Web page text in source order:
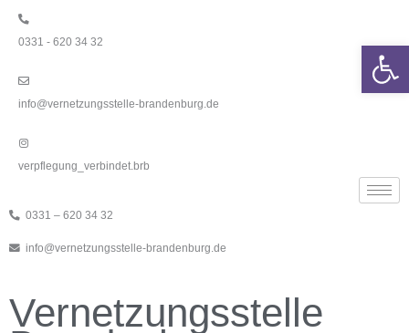
Inhalt
springen
0331 - 620 34 32
info@vernetzungsstelle-brandenburg.de
verpflegung_verbindet.brb
0331 – 620 34 32
info@vernetzungsstelle-brandenburg.de
Vernetzungsstelle